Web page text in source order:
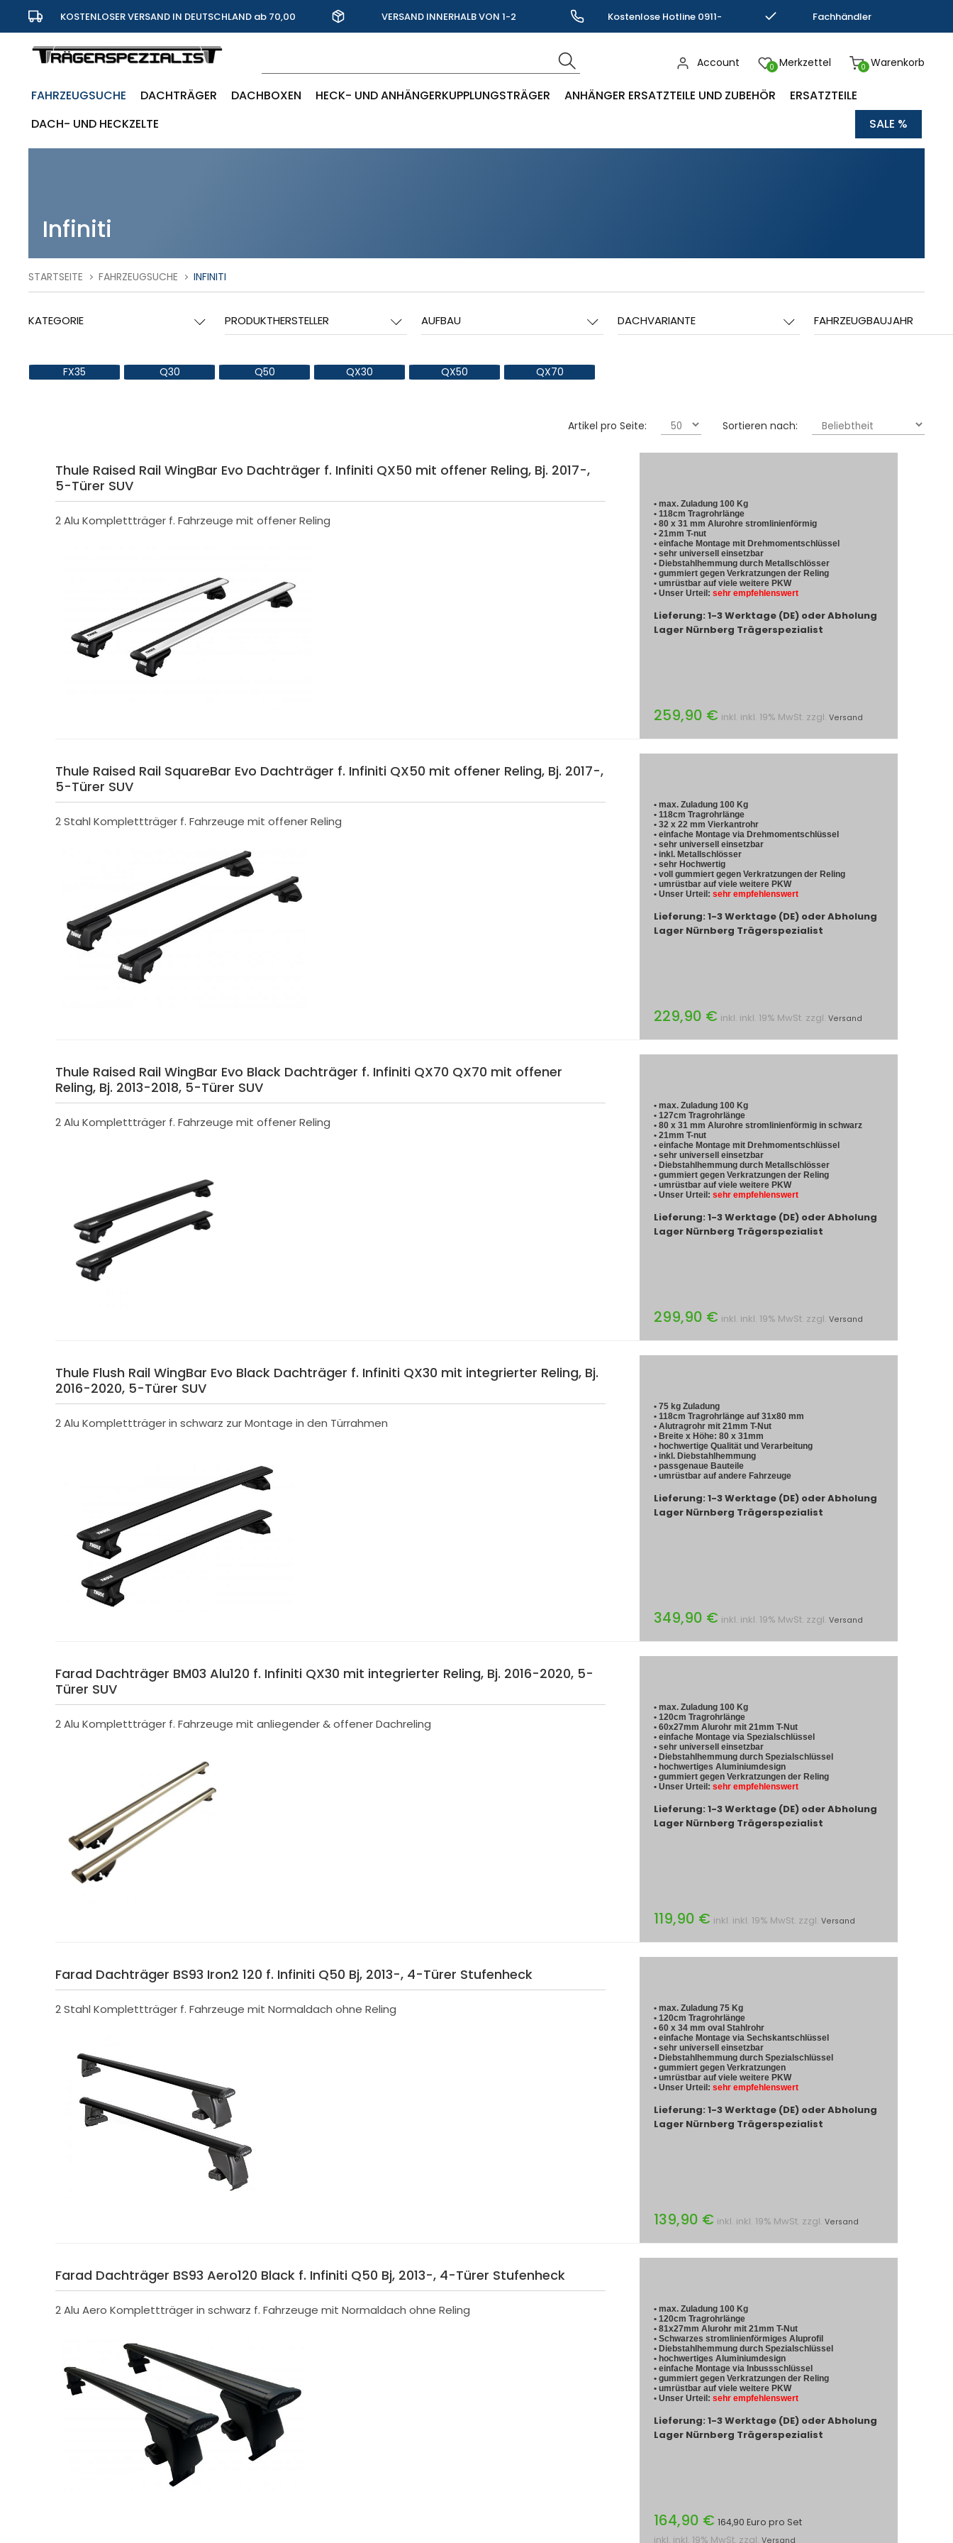
KOSTENLOSER VERSAND IN DEUTSCHLAND ab 70,00
Euro
VERSAND INNERHALB VON 1-2 Kostenlose Hotline 0911- Fachhändler
0 Warenkorb
0 Merkzettel
Account
FAHRZEUGSUCHE DACHTRÄGER DACHBOXEN HECK- UND ANHÄNGERKUPPLUNGSTRÄGER ANHÄNGER ERSATZTEILE UND ZUBEHÖR
ERSATZTEILE
DACH- UND HECKZELTE
SALE %
Infiniti
STARTSEITE FAHRZEUGSUCHE INFINITI
KATEGORIE PRODUKTHERSTELLER AUFBAU DACHVARIANTE FAHRZEUGBAUJAHR
FX35 Q30 Q50 QX30 QX50 QX70
Sortieren nach:
Artikel pro Seite:
Thule Raised Rail WingBar Evo Dachträger f. Infiniti QX50 mit offener Reling, Bj. 2017-,
5-Türer SUV
2 Alu Komplettträger f. Fahrzeuge mit offener Reling
• max. Zuladung 100 Kg
• 118cm Tragrohrlänge
• 80 x 31 mm Alurohre stromlinienförmig
• 21mm T-nut
• einfache Montage mit Drehmomentschlüssel
• sehr universell einsetzbar
• Diebstahlhemmung durch Metallschlösser
• gummiert gegen Verkratzungen der Reling
• umrüstbar auf viele weitere PKW
• Unser Urteil: sehr empfehlenswert
Lieferung: 1-3 Werktage (DE) oder Abholung
Lager Nürnberg Trägerspezialist
259,90 € inkl. inkl. 19% MwSt. zzgl. Versand
Thule Raised Rail SquareBar Evo Dachträger f. Infiniti QX50 mit offener Reling, Bj. 2017-,
5-Türer SUV
2 Stahl Komplettträger f. Fahrzeuge mit offener Reling
• max. Zuladung 100 Kg
• 118cm Tragrohrlänge
• 32 x 22 mm Vierkantrohr
• einfache Montage via Drehmomentschlüssel
• sehr universell einsetzbar
• inkl. Metallschlösser
• sehr Hochwertig
• voll gummiert gegen Verkratzungen der Reling
• umrüstbar auf viele weitere PKW
• Unser Urteil: sehr empfehlenswert
Lieferung: 1-3 Werktage (DE) oder Abholung
Lager Nürnberg Trägerspezialist
229,90 € inkl. inkl. 19% MwSt. zzgl. Versand
Thule Raised Rail WingBar Evo Black Dachträger f. Infiniti QX70 QX70 mit offener
Reling, Bj. 2013-2018, 5-Türer SUV
2 Alu Komplettträger f. Fahrzeuge mit offener Reling
• max. Zuladung 100 Kg
• 127cm Tragrohrlänge
• 80 x 31 mm Alurohre stromlinienförmig in schwarz
• 21mm T-nut
• einfache Montage mit Drehmomentschlüssel
• sehr universell einsetzbar
• Diebstahlhemmung durch Metallschlösser
• gummiert gegen Verkratzungen der Reling
• umrüstbar auf viele weitere PKW
• Unser Urteil: sehr empfehlenswert
Lieferung: 1-3 Werktage (DE) oder Abholung
Lager Nürnberg Trägerspezialist
299,90 € inkl. inkl. 19% MwSt. zzgl. Versand
Thule Flush Rail WingBar Evo Black Dachträger f. Infiniti QX30 mit integrierter Reling, Bj.
2016-2020, 5-Türer SUV
2 Alu Komplettträger in schwarz zur Montage in den Türrahmen
• 75 kg Zuladung
• 118cm Tragrohrlänge auf 31x80 mm
• Alutragrohr mit 21mm T-Nut
• Breite x Höhe: 80 x 31mm
• hochwertige Qualität und Verarbeitung
• inkl. Diebstahlhemmung
• passgenaue Bauteile
• umrüstbar auf andere Fahrzeuge
Lieferung: 1-3 Werktage (DE) oder Abholung
Lager Nürnberg Trägerspezialist
349,90 € inkl. inkl. 19% MwSt. zzgl. Versand
Farad Dachträger BM03 Alu120 f. Infiniti QX30 mit integrierter Reling, Bj. 2016-2020, 5-
Türer SUV
2 Alu Komplettträger f. Fahrzeuge mit anliegender & offener Dachreling
• max. Zuladung 100 Kg
• 120cm Tragrohrlänge
• 60x27mm Alurohr mit 21mm T-Nut
• einfache Montage via Spezialschlüssel
• sehr universell einsetzbar
• Diebstahlhemmung durch Spezialschlüssel
• hochwertiges Aluminiumdesign
• gummiert gegen Verkratzungen der Reling
• Unser Urteil: sehr empfehlenswert
Lieferung: 1-3 Werktage (DE) oder Abholung
Lager Nürnberg Trägerspezialist
119,90 € inkl. inkl. 19% MwSt. zzgl. Versand
Farad Dachträger BS93 Iron2 120 f. Infiniti Q50 Bj, 2013-, 4-Türer Stufenheck
2 Stahl Komplettträger f. Fahrzeuge mit Normaldach ohne Reling
• max. Zuladung 75 Kg
• 120cm Tragrohrlänge
• 60 x 34 mm oval Stahlrohr
• einfache Montage via Sechskantschlüssel
• sehr universell einsetzbar
• Diebstahlhemmung durch Spezialschlüssel
• gummiert gegen Verkratzungen
• umrüstbar auf viele weitere PKW
• Unser Urteil: sehr empfehlenswert
Lieferung: 1-3 Werktage (DE) oder Abholung
Lager Nürnberg Trägerspezialist
139,90 € inkl. inkl. 19% MwSt. zzgl. Versand
Farad Dachträger BS93 Aero120 Black f. Infiniti Q50 Bj, 2013-, 4-Türer Stufenheck
2 Alu Aero Komplettträger in schwarz f. Fahrzeuge mit Normaldach ohne Reling
• max. Zuladung 100 Kg
• 120cm Tragrohrlänge
• 81x27mm Alurohr mit 21mm T-Nut
• Schwarzes stromlinienförmiges Aluprofil
• Diebstahlhemmung durch Spezialschlüssel
• hochwertiges Aluminiumdesign
• einfache Montage via Inbussschlüssel
• gummiert gegen Verkratzungen der Reling
• umrüstbar auf viele weitere PKW
• Unser Urteil: sehr empfehlenswert
Lieferung: 1-3 Werktage (DE) oder Abholung
Lager Nürnberg Trägerspezialist
164,90 € 164,90 Euro pro Set
inkl. inkl. 19% MwSt. zzgl. Versand